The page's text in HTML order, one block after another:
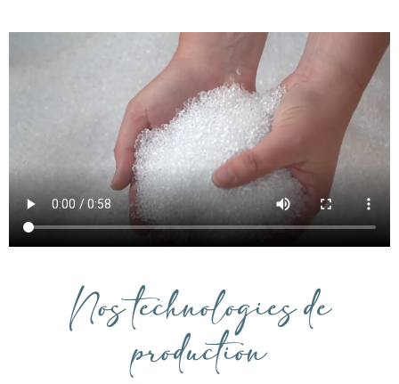
Nos technologies de
production